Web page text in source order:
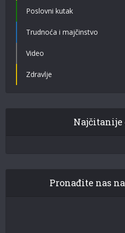
Poslovni kutak
Trudnoća i majčinstvo
Video
Zdravlje
Najčitanije
Pronađite nas